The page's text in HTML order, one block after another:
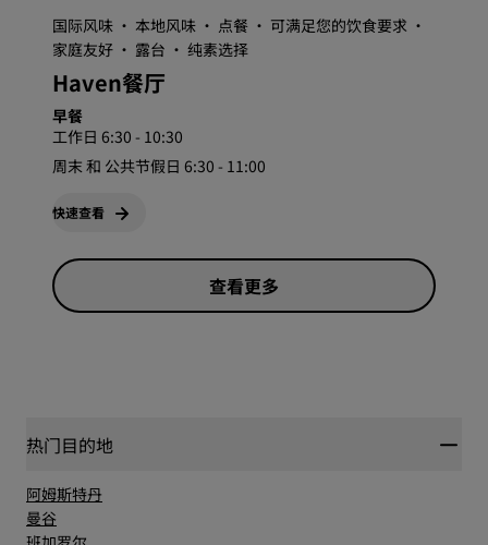
国际风味 · 本地风味 · 点餐 · 可满足您的饮食要求 ·
家庭友好 · 露台 · 纯素选择
Haven餐厅
早餐
工作日 6:30 - 10:30
周末 和 公共节假日 6:30 - 11:00
快速查看
查看更多
热门目的地
阿姆斯特丹
曼谷